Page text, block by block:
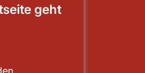
geht